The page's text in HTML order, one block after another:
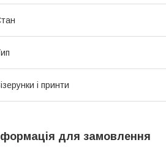
і принти
для замовлення